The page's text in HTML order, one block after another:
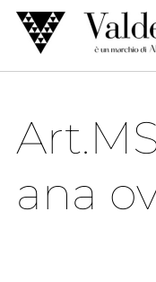
Skip
content
ana